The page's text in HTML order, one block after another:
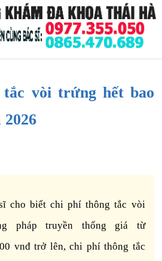
vòi trứng hết bao
cho biết chi phí thông tắc vòi
pháp truyền thống giá từ
vnđ trở lên, chi phí thông tắc